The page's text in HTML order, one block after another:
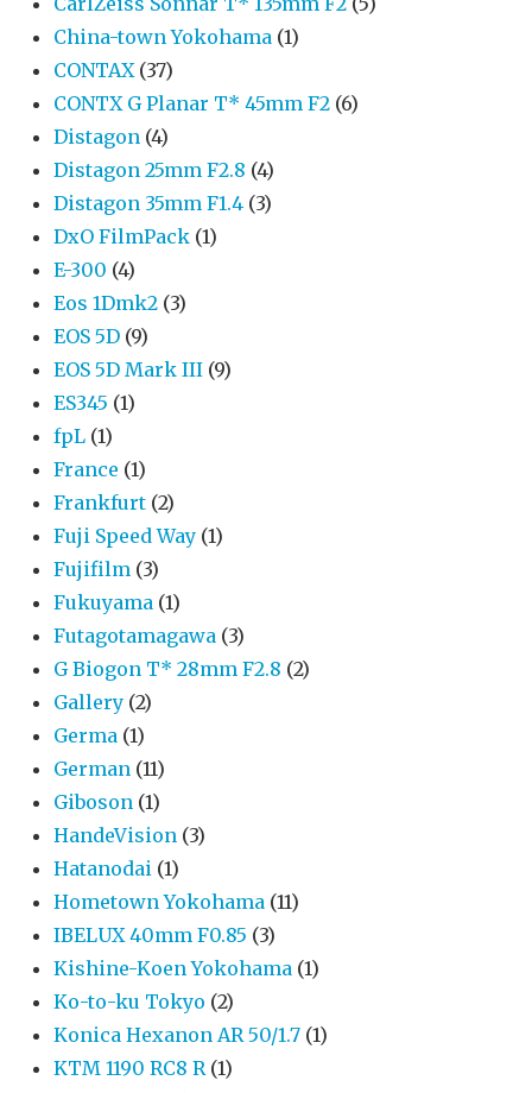
China-town Yokohama (1)
CONTAX (37)
CONTX G Planar T* 45mm F2 (6)
Distagon (4)
Distagon 25mm F2.8 (4)
Distagon 35mm F1.4 (3)
DxO FilmPack (1)
E-300 (4)
Eos 1Dmk2 (3)
EOS 5D (9)
EOS 5D Mark III (9)
ES345 (1)
fpL (1)
France (1)
Frankfurt (2)
Fuji Speed Way (1)
Fujifilm (3)
Fukuyama (1)
Futagotamagawa (3)
G Biogon T* 28mm F2.8 (2)
Gallery (2)
Germa (1)
German (11)
Giboson (1)
HandeVision (3)
Hatanodai (1)
Hometown Yokohama (11)
IBELUX 40mm F0.85 (3)
Kishine-Koen Yokohama (1)
Ko-to-ku Tokyo (2)
Konica Hexanon AR 50/1.7 (1)
KTM 1190 RC8 R (1)